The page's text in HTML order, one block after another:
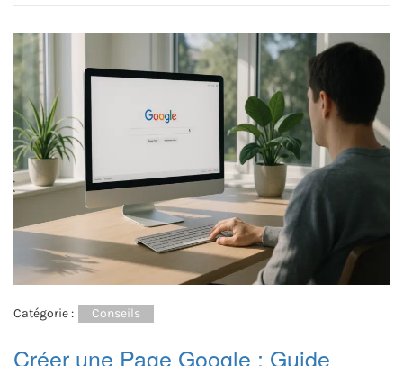
Catégorie : Conseils
Créer une Page Google : Guide